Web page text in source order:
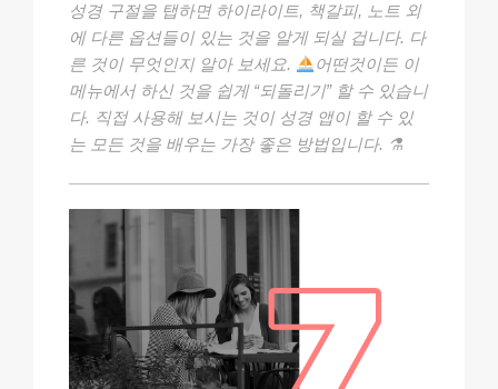
성경 구절을 탭하면 하이라이트, 책갈피, 노트 외
에 다른 옵션들이 있는 것을 알게 되실 겁니다. 다
른 것이 무엇인지 알아 보세요.
어떤것이든 이
메뉴에서 하신 것을 쉽게 “되돌리기” 할 수 있습니
다. 직접 사용해 보시는 것이 성경 앱이 할 수 있
는 모든 것을 배우는 가장 좋은 방법입니다. ⚗